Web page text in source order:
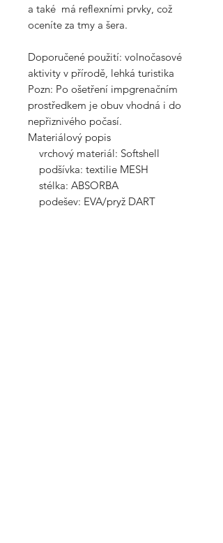
a také má reflexními prvky, což
oceníte za tmy a šera.
Doporučené použití: volnočasové
aktivity v přírodě, lehká turistika
Pozn: Po ošetření impgrenačním
prostředkem je obuv vhodná i do
nepřiznivého počasí.
Materiálový popis
vrchový materiál: Softshell
podšívka: textilie MESH
stélka: ABSORBA
podešev: EVA/pryž DART